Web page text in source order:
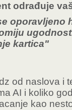
odrađuje
oporavljeno
kartica"
od naslova i
AI i koliko
kao